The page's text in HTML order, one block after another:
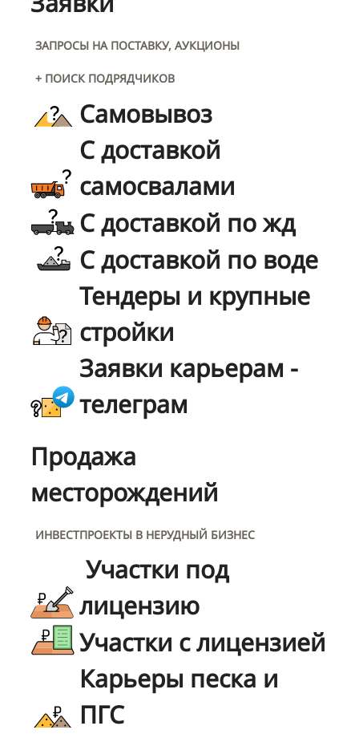
ЗАПРОСЫ НА ПОСТАВКУ, АУКЦИОНЫ
+ ПОИСК ПОДРЯДЧИКОВ
Самовывоз
С доставкой
самосвалами
С доставкой по жд
С доставкой по воде
Тендеры и крупные
стройки
Заявки карьерам -
телеграм
Продажа
месторождений
ИНВЕСТПРОЕКТЫ В НЕРУДНЫЙ БИЗНЕС
Участки под
лицензию
Участки с лицензией
Карьеры песка и
ПГС